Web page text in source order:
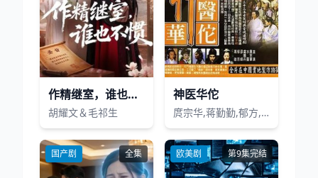
作精继室，谁也不惯
胡耀文＆毛祁生
神医华佗
庹宗华,蒋勤勤,郁方,虞小卉,高雄,高培钧,马帅,卢星宇,邵峰,李亮,施效增,张国栋,隋娟娟,陈淑凤,靳东,尚铁龙,张辰
国产剧 全集 欧美剧 第9集完结